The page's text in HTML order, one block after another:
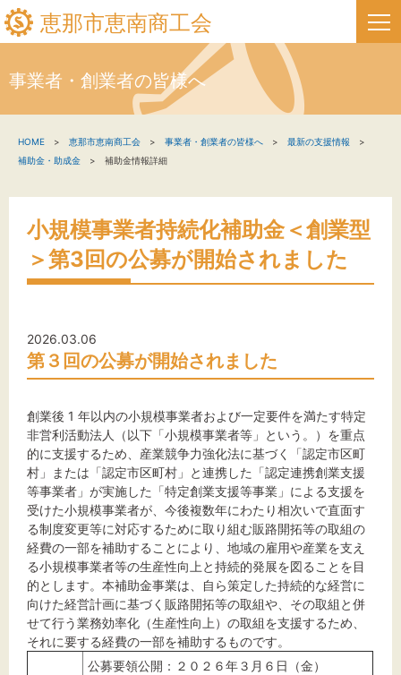
恵那市恵南商工会
新着情報
関係機関の方へ
恵那市恵南商工会について
文字サイズ
標準 拡大
背景色
黒 白 黄
事業者・創業者の皆様へ
HOME 恵那市恵南商工会 事業者・創業者の皆様へ
最新の支援情報
補助金・助成金
補助金情報詳細
小規模事業者持続化補助金＜創業型
＞第3回の公募が開始されました
2026.03.06
第３回の公募が開始されました
創業後 1 年以内の小規模事業者および一定要件を満たす特定
非営利活動法人（以下「小規模事業者等」という。）を重点
的に支援するため、産業競争力強化法に基づく「認定市区町
村」または「認定市区町村」と連携した「認定連携創業支援
等事業者」が実施した「特定創業支援等事業」による支援を
受けた小規模事業者が、今後複数年にわたり相次いで直面す
る制度変更等に対応するために取り組む販路開拓等の取組の
経費の一部を補助することにより、地域の雇用や産業を支え
る小規模事業者等の生産性向上と持続的発展を図ることを目
的とします。本補助金事業は、自ら策定した持続的な経営に
向けた経営計画に基づく販路開拓等の取組や、その取組と併
せて行う業務効率化（生産性向上）の取組を支援するため、
それに要する経費の一部を補助するものです。
公募要領公開：２０２６年３月６日（金）